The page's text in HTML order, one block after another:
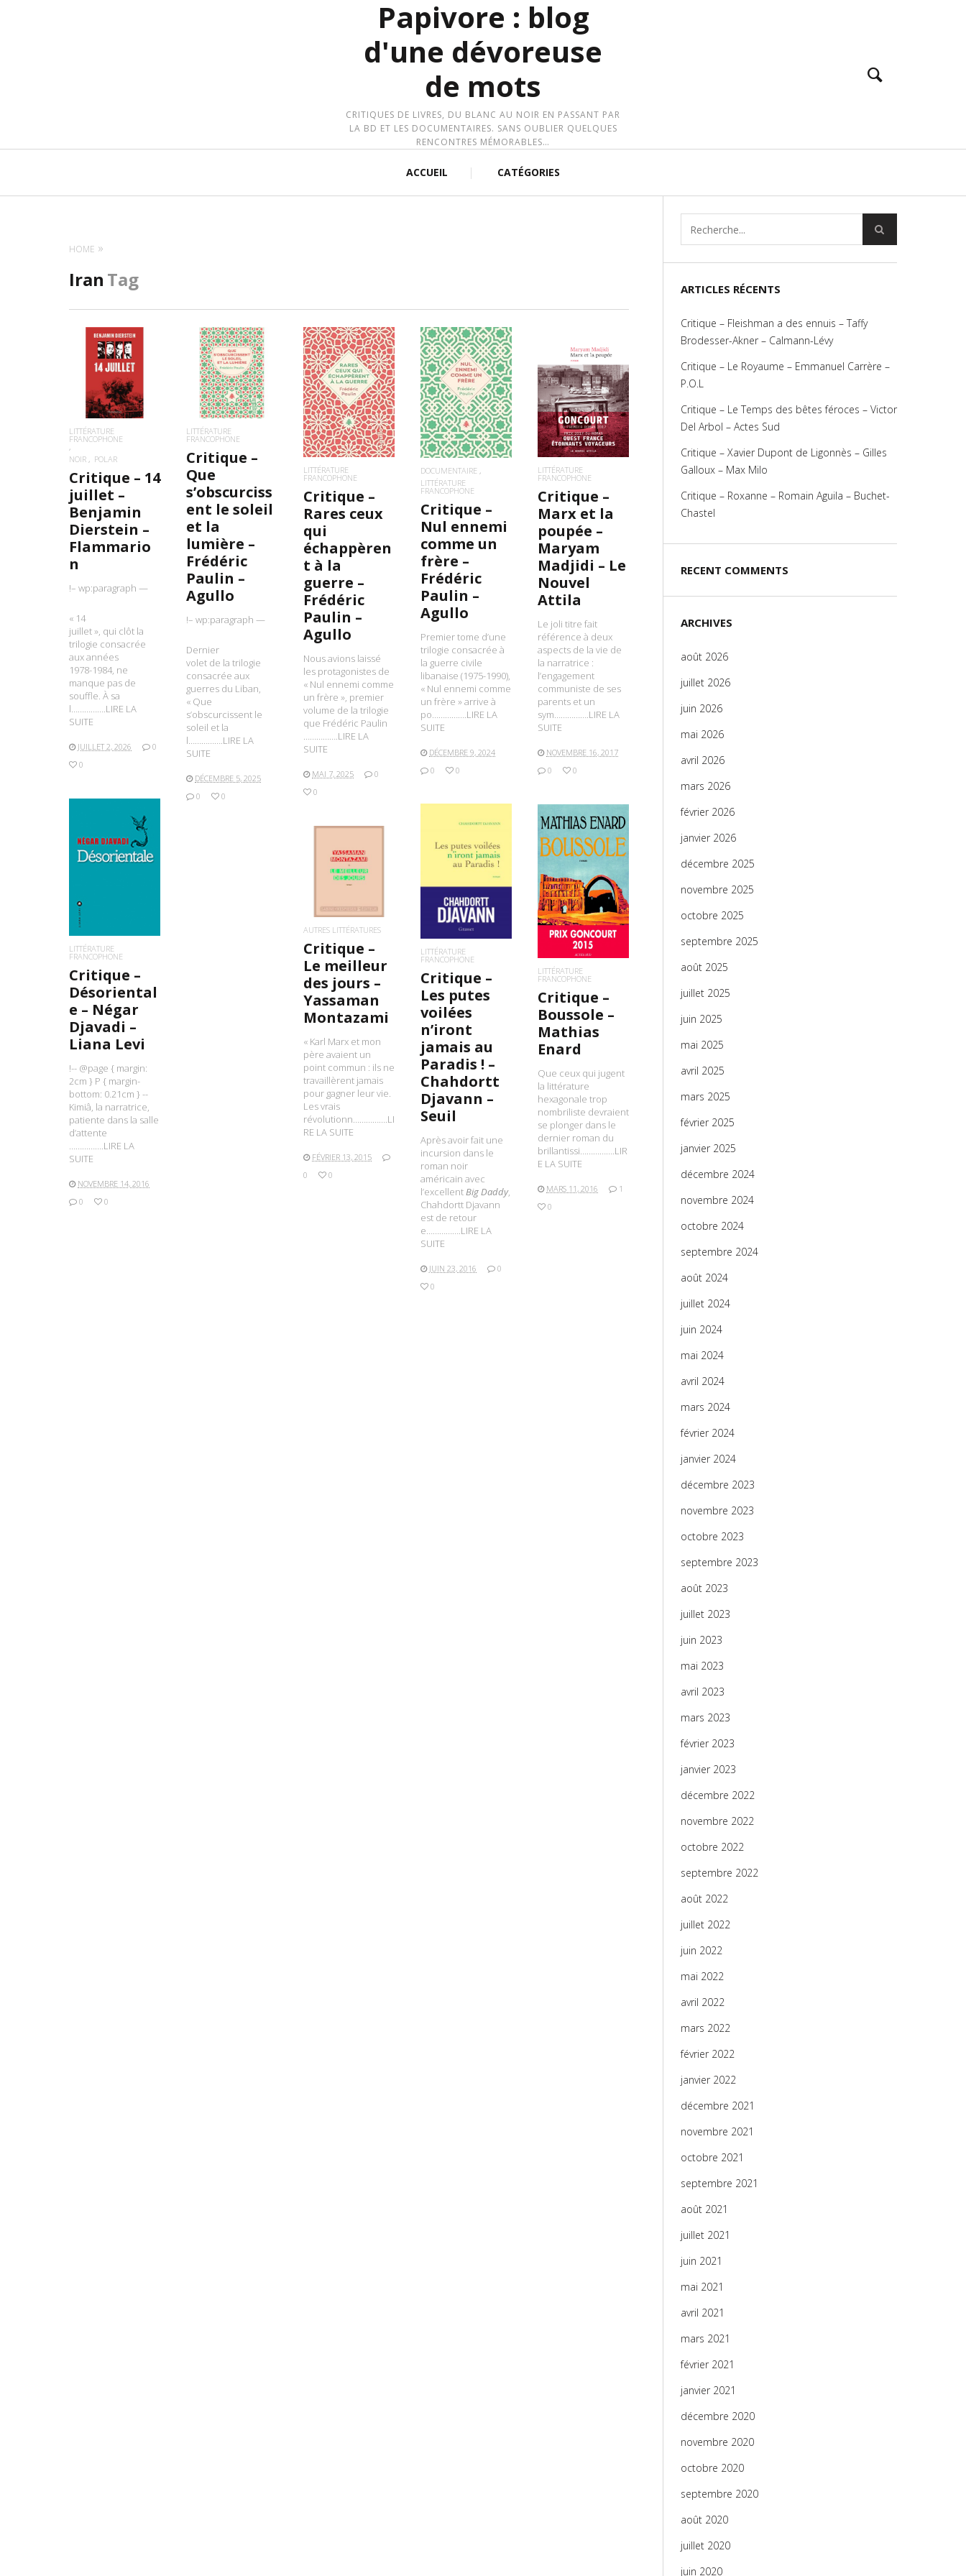
Papivore : blog
d'une dévoreuse
de mots
CRITIQUES DE LIVRES, DU BLANC AU NOIR EN PASSANT PAR
LA BD ET LES DOCUMENTAIRES. SANS OUBLIER QUELQUES
RENCONTRES MÉMORABLES…
ACCUEIL CATÉGORIES
HOME
Iran Tag
LIRE LA SUITE
LITTÉRATURE
FRANCOPHONE
NOIR
POLAR
Critique – 14
juillet –
Benjamin
Dierstein –
Flammario
n
!– wp:paragraph —
« 14
juillet », qui clôt la
trilogie consacrée
aux années
1978-1984, ne
manque pas de
souffle. À sa
l…………….LIRE LA
SUITE
JUILLET 2, 2026
0
0
LIRE LA SUITE
LITTÉRATURE
FRANCOPHONE
Critique –
Que
s’obscurciss
ent le soleil
et la
lumière –
Frédéric
Paulin –
Agullo
!– wp:paragraph —
Dernier
volet de la trilogie
consacrée aux
guerres du Liban,
« Que
s’obscurcissent le
soleil et la
l…………….LIRE LA
SUITE
DÉCEMBRE 5, 2025
0
0
LIRE LA SUITE
LITTÉRATURE
FRANCOPHONE
Critique –
Rares ceux
qui
échappèren
t à la
guerre –
Frédéric
Paulin –
Agullo
Nous avions laissé
les protagonistes de
« Nul ennemi comme
un frère », premier
volume de la trilogie
que Frédéric Paulin
…………….LIRE LA
SUITE
MAI 7, 2025
0
0
LIRE LA SUITE
DOCUMENTAIRE
LITTÉRATURE
FRANCOPHONE
Critique –
Nul ennemi
comme un
frère –
Frédéric
Paulin –
Agullo
Premier tome d’une
trilogie consacrée à
la guerre civile
libanaise (1975-1990),
« Nul ennemi comme
un frère » arrive à
po…………….LIRE LA
SUITE
DÉCEMBRE 9, 2024
0
0
LIRE LA SUITE
LITTÉRATURE
FRANCOPHONE
Critique –
Marx et la
poupée –
Maryam
Madjidi – Le
Nouvel
Attila
Le joli titre fait
référence à deux
aspects de la vie de
la narratrice :
l’engagement
communiste de ses
parents et un
sym…………….LIRE LA
SUITE
NOVEMBRE 16, 2017
0
0
LITTÉRATURE
FRANCOPHONE
Critique –
Désoriental
e – Négar
Djavadi –
Liana Levi
!-- @page { margin:
2cm } P { margin-
bottom: 0.21cm } --
Kimiâ, la narratrice,
patiente dans la salle
d’attente
…………….LIRE LA
SUITE
NOVEMBRE 14, 2016
0
0
LIRE LA SUITE
LITTÉRATURE
FRANCOPHONE
Critique –
Les putes
voilées
n’iront
jamais au
Paradis ! –
Chahdortt
Djavann –
Seuil
Après avoir fait une
incursion dans le
roman noir
américain avec
l’excellentBig Daddy,
Chahdortt Djavann
est de retour
e…………….LIRE LA
SUITE
JUIN 23, 2016
0
0
LIRE LA SUITE
LITTÉRATURE
FRANCOPHONE
Critique –
Boussole –
Mathias
Enard
Que ceux qui jugent
la littérature
hexagonale trop
nombriliste devraient
se plonger dans le
dernier roman du
brillantissi…………….LIR
E LA SUITE
MARS 11, 2016
1
0
LIRE LA SUITE
AUTRES LITTÉRATURES
Critique –
Le meilleur
des jours –
Yassaman
Montazami
« Karl Marx et mon
père avaient un
point commun : ils ne
travaillèrent jamais
pour gagner leur vie.
Les vrais
révolutionn…………….LI
RE LA SUITE
FÉVRIER 13, 2015
0
0
ARTICLES RÉCENTS
Critique – Fleishman a des ennuis – Taffy
Brodesser-Akner – Calmann-Lévy
Critique – Le Royaume – Emmanuel Carrère –
P.O.L
Critique – Le Temps des bêtes féroces – Victor
Del Arbol – Actes Sud
Critique – Xavier Dupont de Ligonnès – Gilles
Galloux – Max Milo
Critique – Roxanne – Romain Aguila – Buchet-
Chastel
RECENT COMMENTS
ARCHIVES
août 2026
juillet 2026
juin 2026
mai 2026
avril 2026
mars 2026
février 2026
janvier 2026
décembre 2025
novembre 2025
octobre 2025
septembre 2025
août 2025
juillet 2025
juin 2025
mai 2025
avril 2025
mars 2025
février 2025
janvier 2025
décembre 2024
novembre 2024
octobre 2024
septembre 2024
août 2024
juillet 2024
juin 2024
mai 2024
avril 2024
mars 2024
février 2024
janvier 2024
décembre 2023
novembre 2023
octobre 2023
septembre 2023
août 2023
juillet 2023
juin 2023
mai 2023
avril 2023
mars 2023
février 2023
janvier 2023
décembre 2022
novembre 2022
octobre 2022
septembre 2022
août 2022
juillet 2022
juin 2022
mai 2022
avril 2022
mars 2022
février 2022
janvier 2022
décembre 2021
novembre 2021
octobre 2021
septembre 2021
août 2021
juillet 2021
juin 2021
mai 2021
avril 2021
mars 2021
février 2021
janvier 2021
décembre 2020
novembre 2020
octobre 2020
septembre 2020
août 2020
juillet 2020
juin 2020